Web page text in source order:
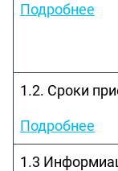
Подробнее
1.2. Сроки
Подробнее
1.3